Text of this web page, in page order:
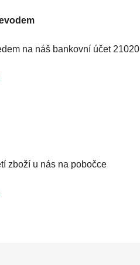
na náš bankovní účet
zboží u nás na pobočce